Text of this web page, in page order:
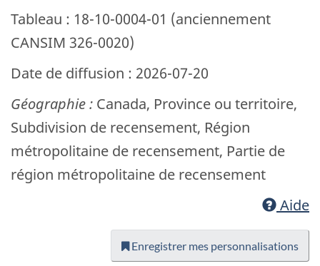
Tableau : 18-10-0004-01 (anciennement
CANSIM 326-0020)
Date de diffusion : 2026-07-20
Géographie : Canada, Province ou territoire,
Subdivision de recensement, Région
métropolitaine de recensement, Partie de
région métropolitaine de recensement
Aide
Enregistrer mes personnalisations